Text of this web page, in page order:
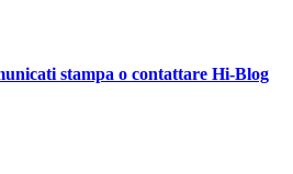
stampa o contattare Hi-Blog